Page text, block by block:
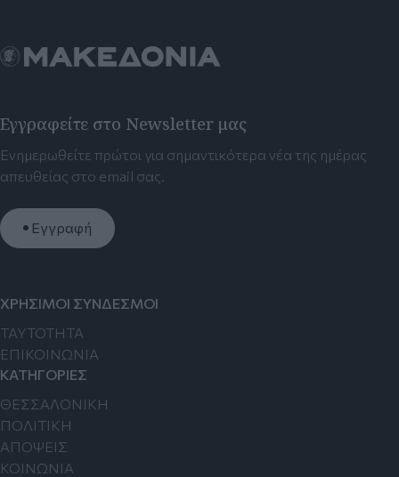
Εγγραφείτε στο Newsletter μας
Ενημερωθείτε πρώτοι για σημαντικότερα νέα της ημέρας
απευθείας στο email σας.
Εγγραφή
ΧΡΗΣΙΜΟΙ ΣΥΝΔΕΣΜΟΙ
TAYTOTHTA
ΕΠΙΚΟΙΝΩΝΙΑ
ΚΑΤΗΓΟΡΙΕΣ
ΘΕΣΣΑΛΟΝΙΚΗ
ΠΟΛΙΤΙΚΗ
ΑΠΟΨΕΙΣ
ΚΟΙΝΩΝΙΑ